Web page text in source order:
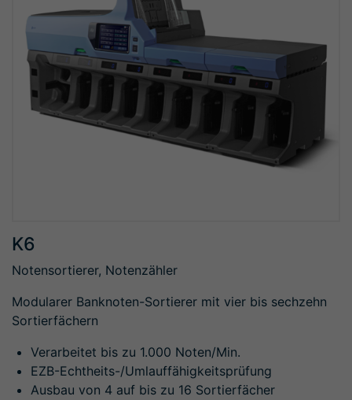
K6
Notensortierer, Notenzähler
Modularer Banknoten-Sortierer mit vier bis sechzehn
Sortierfächern
Verarbeitet bis zu 1.000 Noten/Min.
EZB-Echtheits-/Umlauffähigkeitsprüfung
Ausbau von 4 auf bis zu 16 Sortierfächer